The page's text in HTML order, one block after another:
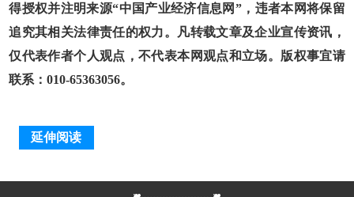
得授权并注明来源“中国产业经济信息网”，违者本网将保留
追究其相关法律责任的权力。凡转载文章及企业宣传资讯，
仅代表作者个人观点，不代表本网观点和立场。版权事宜请
联系：010-65363056。
延伸阅读